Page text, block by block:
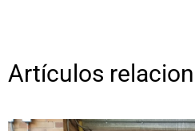
Artículos